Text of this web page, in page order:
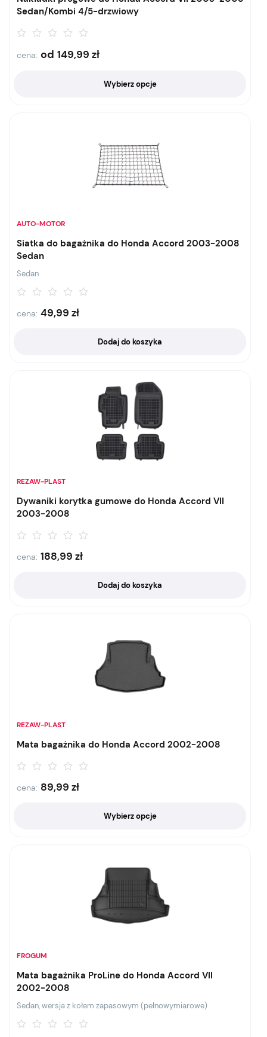
Sedan/Kombi 4/5-drzwiowy
cena: od 149,99 zł
Wybierz opcje
AUTO-MOTOR
Siatka do bagażnika do Honda Accord 2003-2008
Sedan
Sedan
cena: 49,99 zł
Dodaj do koszyka
REZAW-PLAST
Dywaniki korytka gumowe do Honda Accord VII
2003-2008
cena: 188,99 zł
Dodaj do koszyka
REZAW-PLAST
Mata bagażnika do Honda Accord 2002-2008
cena: 89,99 zł
Wybierz opcje
FROGUM
Mata bagażnika ProLine do Honda Accord VII
2002-2008
Sedan, wersja z kołem zapasowym (pełnowymiarowe)